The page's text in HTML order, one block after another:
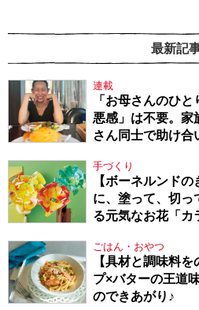
最新記
連載
「お母さんのひ
悪感」は不要。家
さん同士で助け合
手づくり
【ボーネルンド
に、塗って、切っ
る元気なお花「カ
ごはん・おやつ
【具材と調味料
プ×バターの王道
のできあがり♪